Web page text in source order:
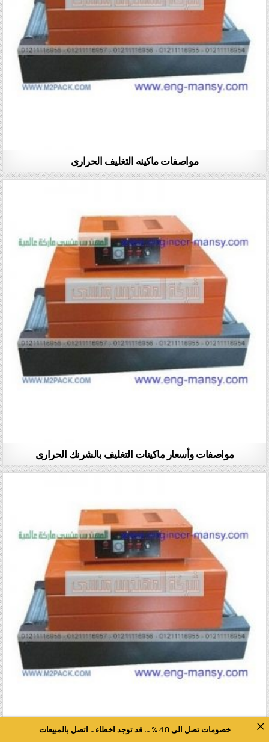
مواصفات ماكينه التغليف الحرارى
مواصفات وأسعار ماكينات التغليف بالشرنك الحرارى
خصومات تصل الى 40 % ... قد توجد اخطاء .. اتصل بالمبيعات